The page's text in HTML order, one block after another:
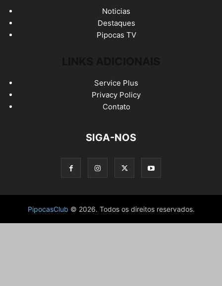
Noticias
Destaques
Pipocas TV
Service Plus
Privacy Policy
Contato
SIGA-NOS
PipocasClub © 2026. Todos os direitos reservados.